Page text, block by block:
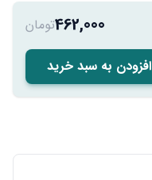
462,000تومان
افزودن به سبد خرید